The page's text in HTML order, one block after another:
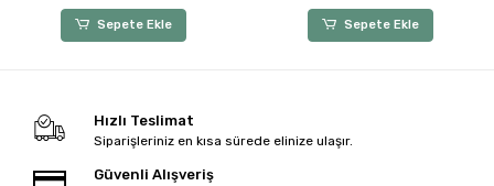
Sepete Ekle Sepete Ekle
Hızlı Teslimat
Siparişleriniz en kısa sürede elinize ulaşır.
Güvenli Alışveriş